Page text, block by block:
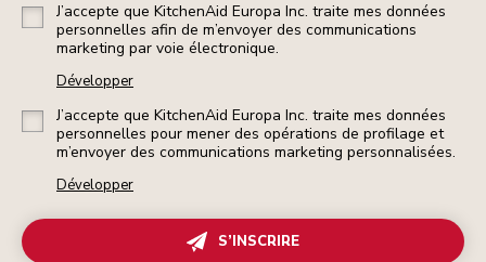
J’accepte que KitchenAid Europa Inc. traite mes données
personnelles afin de m’envoyer des communications
marketing par voie électronique.
Développer
J’accepte que KitchenAid Europa Inc. traite mes données
personnelles pour mener des opérations de profilage et
m’envoyer des communications marketing personnalisées.
Développer
S’INSCRIRE